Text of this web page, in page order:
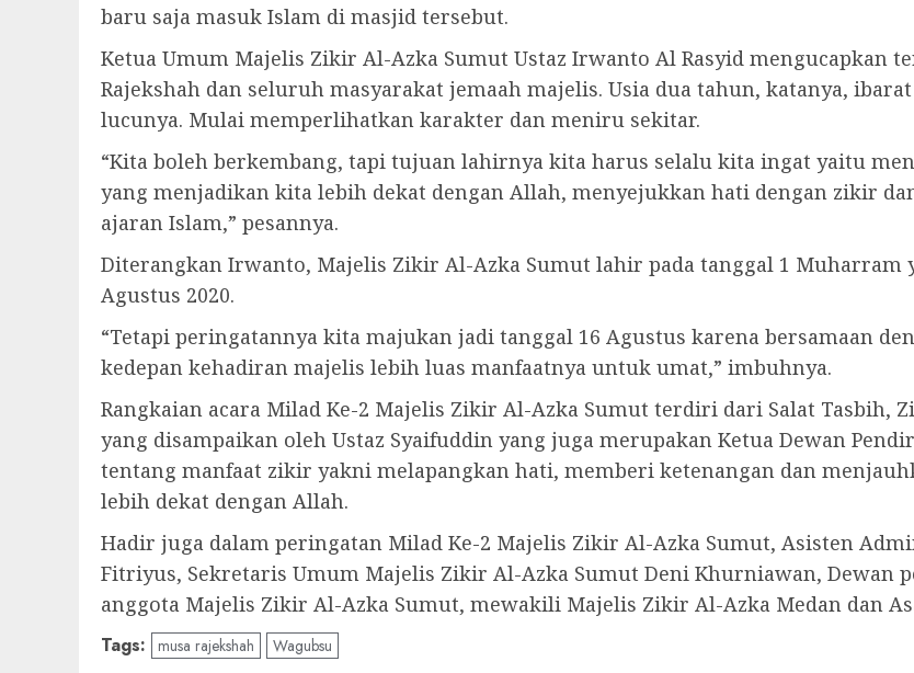
baru saja masuk Islam di masjid tersebut.
Ketua Umum Majelis Zikir Al-Azka Sumut Ustaz Irwanto Al Rasyid mengucapkan
Rajekshah dan seluruh masyarakat jemaah majelis. Usia dua tahun, katanya,
lucunya. Mulai memperlihatkan karakter dan meniru sekitar.
“Kita boleh berkembang, tapi tujuan lahirnya kita harus selalu kita ingat yaitu
yang menjadikan kita lebih dekat dengan Allah, menyejukkan hati dengan zikir
ajaran Islam,” pesannya.
Diterangkan Irwanto, Majelis Zikir Al-Azka Sumut lahir pada tanggal 1 Muharram
Agustus 2020.
“Tetapi peringatannya kita majukan jadi tanggal 16 Agustus karena bersamaan
kedepan kehadiran majelis lebih luas manfaatnya untuk umat,” imbuhnya.
Rangkaian acara Milad Ke-2 Majelis Zikir Al-Azka Sumut terdiri dari Salat Tasbih,
yang disampaikan oleh Ustaz Syaifuddin yang juga merupakan Ketua Dewan
tentang manfaat zikir yakni melapangkan hati, memberi ketenangan dan
lebih dekat dengan Allah.
Hadir juga dalam peringatan Milad Ke-2 Majelis Zikir Al-Azka Sumut, Asisten
Fitriyus, Sekretaris Umum Majelis Zikir Al-Azka Sumut Deni Khurniawan, Dewan
anggota Majelis Zikir Al-Azka Sumut, mewakili Majelis Zikir Al-Azka Medan dan
Tags: musa rajekshah Wagubsu